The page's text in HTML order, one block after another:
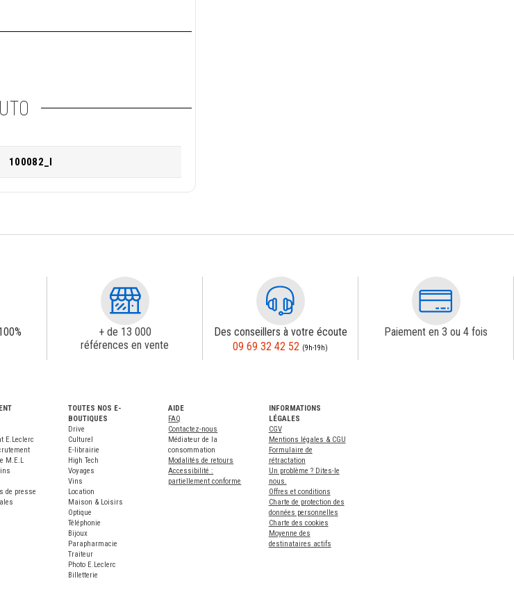
100082_I
+ de 13 000
références en vente
Des conseillers à votre écoute
09 69 32 42 52 (9h-19h)
Paiement en 3 ou 4 fois
E.Leclerc
M.E.L
de presse
TOUTES NOS E-
BOUTIQUES
Drive
Culturel
E-librairie
High Tech
Voyages
Vins
Location
Maison & Loisirs
Optique
Téléphonie
Bijoux
Parapharmacie
Traiteur
Photo E.Leclerc
Billetterie
AIDE
FAQ
Contactez-nous
Médiateur de la
consommation
Modalités de retours
Accessibilité :
partiellement conforme
INFORMATIONS
LÉGALES
CGV
Mentions légales & CGU
Formulaire de
rétractation
Un problème ? Dites-le
nous.
Offres et conditions
Charte de protection des
données personnelles
Charte des cookies
Moyenne des
destinataires actifs